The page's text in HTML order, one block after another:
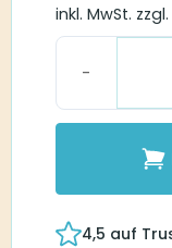
inkl. MwSt. zzgl.
4,5 auf